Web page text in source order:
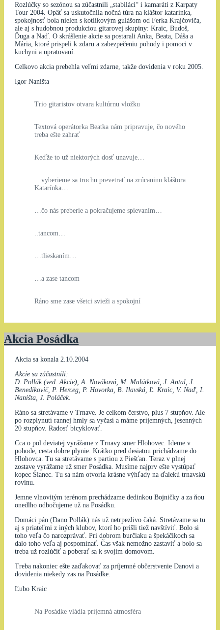
Rozlúčky so sezónou sa zúčastnili „stabiláci“ i kamaráti z Karpaty
Tour 2004. Opäť sa uskutočnila nočná túra na kláštor katarínka,
spokojnosť bola nielen s kotlíkovým gulášom od Ferka Krajčoviča,
ale aj s hudobnou produkciou gitarovej skupiny: Kraic, Budoš,
Ďuga a Naď. O skrášlenie akcie sa postarali Anka, Beata, Dáša a
Mária, ktoré prispeli k zdaru a zabezpečeniu pohody i pomoci v
kuchyni a upratovaní.
Celkovo akcia prebehla veľmi zdarne, takže dovidenia v roku 2005.
Igor Naništa
Trio gitaristov otvara kultúrnu vložku
Textová operátorka Beatka nám pripravuje, čo nového
treba ešte zahrať
Keďže to už niektorých dosť unavuje…
…vyberieme sa trochu prevetrať na zrúcaninu kláštora
Katarínka…
…čo nás preberie a pokračujeme spievaním…
..tancom…
…tlieskaním…
…a zase tancom
Ráno sme zase všetci svieži a spokojní
Akcia Posádka
Akcia sa konala 2.10.2004
Akcie sa zúčastnili:
D. Pollák (ved. Akcie), A. Nováková, M. Malátková, J. Antal, J.
Benedikovič, P. Herceg, P. Hovorka, B. Ilavská, Ľ. Kraic, V. Naď, I.
Naništa, J. Poláček.
Ráno sa stretávame v Trnave. Je celkom čerstvo, plus 7 stupňov. Ale
po rozplynutí rannej hmly sa vyčasí a máme príjemných, jesenných
20 stupňov. Radosť bicyklovať.
Cca o pol deviatej vyrážame z Trnavy smer Hlohovec. Ideme v
pohode, cesta dobre plynie. Krátko pred desiatou prichádzame do
Hlohovca. Tu sa stretávame s partiou z Piešťan. Teraz v plnej
zostave vyrážame už smer Posádka. Musíme najprv ešte vystúpať
kopec Šianec. Tu sa nám otvoria krásne výhľady na ďalekú trnavskú
rovinu.
Jemne vlnovitým terénom prechádzame dedinkou Bojničky a za ňou
onedlho odbočujeme už na Posádku.
Domáci pán (Dano Pollák) nás už netrpezlivo čaká. Stretávame sa tu
aj s priateľmi z iných klubov, ktorí ho prišli tiež navštíviť. Bolo si
toho veľa čo narozprávať. Pri dobrom burčiaku a špekáčikoch sa
dalo toho veľa aj pospomínať. Čas však nemožno zastaviť a bolo sa
treba už rozlúčiť a poberať sa k svojim domovom.
Treba nakoniec ešte zaďakovať za príjemné občerstvenie Danovi a
dovidenia niekedy zas na Posádke.
Ľubo Kraic
Na Posádke vládla príjemná atmosféra